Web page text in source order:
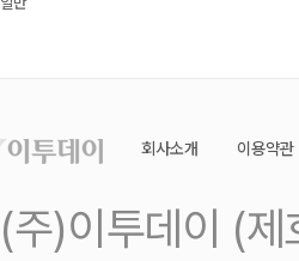
회사소개 이용약관
(주)이투데이 (